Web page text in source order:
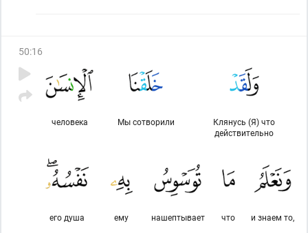
50:16
Клянусь (Я) что
действительно
Мы сотворили
человека
и знаем то,
что
нашептывает
ему
его душа